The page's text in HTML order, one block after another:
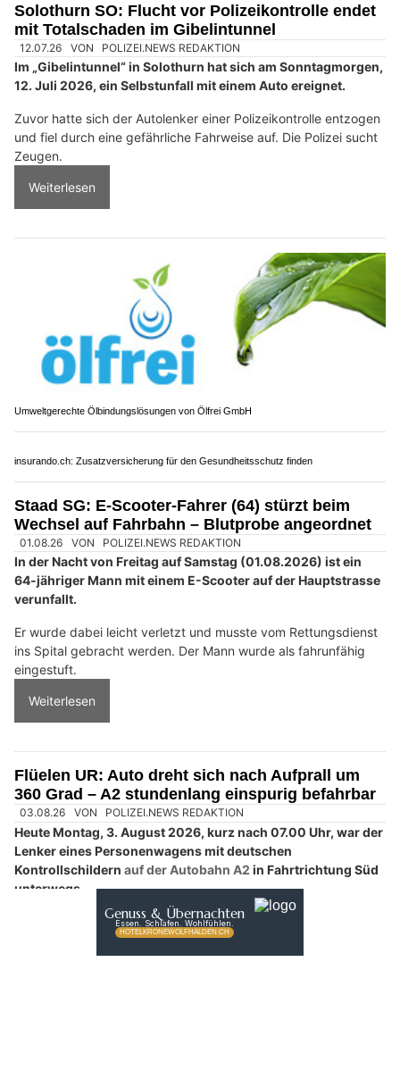
Solothurn SO: Flucht vor Polizeikontrolle endet
mit Totalschaden im Gibelintunnel
POLIZEI.NEWS REDAKTION
Im „Gibelintunnel“ in Solothurn hat sich am Sonntagmorgen,
12. Juli 2026, ein Selbstunfall mit einem Auto ereignet.
Zuvor hatte sich der Autolenker einer Polizeikontrolle entzogen
und fiel durch eine gefährliche Fahrweise auf. Die Polizei sucht
Zeugen.
Weiterlesen
Umweltgerechte Ölbindungslösungen von Ölfrei GmbH
insurando.ch: Zusatzversicherung für den Gesundheitsschutz finden
Staad SG: E-Scooter-Fahrer (64) stürzt beim
Wechsel auf Fahrbahn – Blutprobe angeordnet